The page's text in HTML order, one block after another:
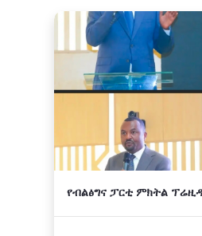
የብልፅግና ፓርቲ ምክትል